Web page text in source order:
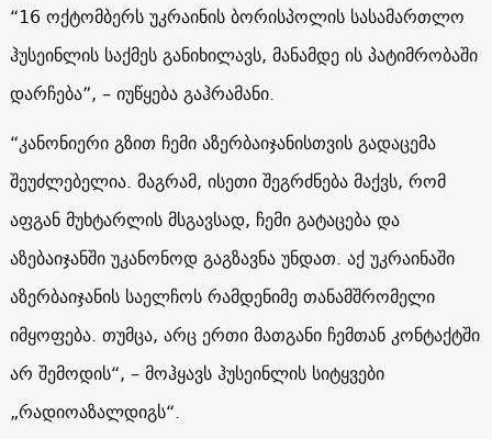
“16 ოქტომბერს უკრაინის ბორისპოლის სასამართლო
ჰუსეინლის საქმეს განიხილავს, მანამდე ის პატიმრობაში
დარჩება”, – იუწყება გაჰრამანი.
“კანონიერი გზით ჩემი აზერბაიჯანისთვის გადაცემა
შეუძლებელია. მაგრამ, ისეთი შეგრძნება მაქვს, რომ
აფგან მუხტარლის მსგავსად, ჩემი გატაცება და
აზებაიჯანში უკანონოდ გაგზავნა უნდათ. აქ უკრაინაში
აზერბაიჯანის საელჩოს რამდენიმე თანამშრომელი
იმყოფება. თუმცა, არც ერთი მათგანი ჩემთან კონტაქტში
არ შემოდის“, – მოჰყავს ჰუსეინლის სიტყვები
„რადიოაზალდიგს“.